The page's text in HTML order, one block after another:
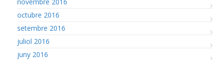
novembre 2016
octubre 2016
setembre 2016
juliol 2016
juny 2016